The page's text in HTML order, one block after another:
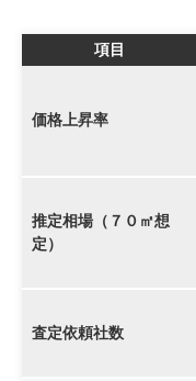
項目
価格上昇率
推定相場（７０㎡想
定）
査定依頼社数